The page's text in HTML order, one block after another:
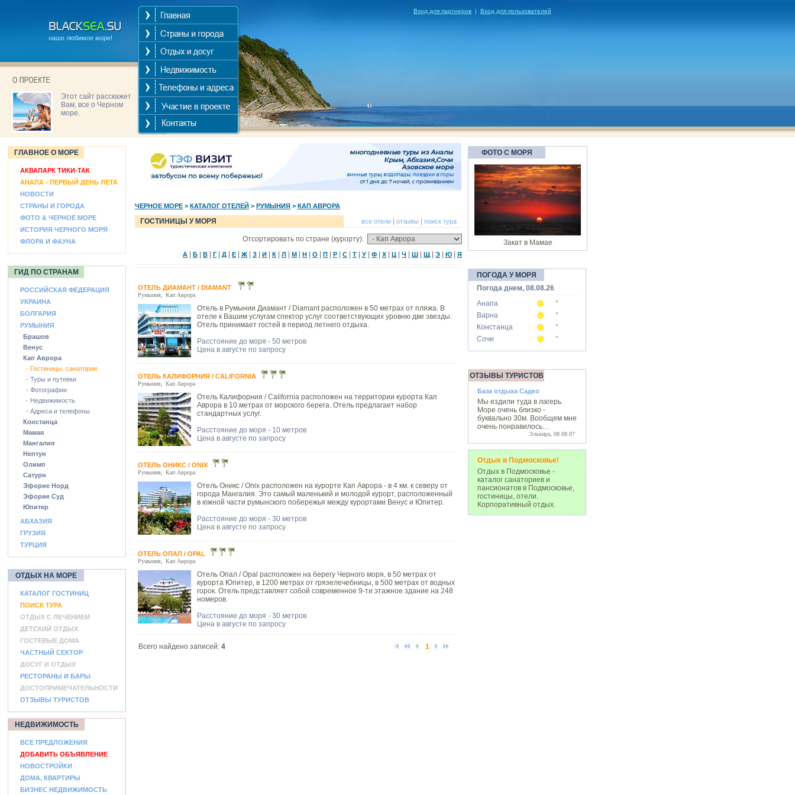
наше любимое море!
Этот сайт расскажет
Вам, все о Черном
море.
Вход для партнеров | Вход для пользователей
ГЛАВНОЕ О МОРЕ
АКВАПАРК ТИКИ-ТАК
АНАПА - ПЕРВЫЙ ДЕНЬ ЛЕТА
НОВОСТИ
СТРАНЫ И ГОРОДА
ФОТО & ЧЕРНОЕ МОРЕ
ИСТОРИЯ ЧЕРНОГО МОРЯ
ФЛОРА И ФАУНА
ГИД ПО СТРАНАМ
РОССИЙСКАЯ ФЕДЕРАЦИЯ
УКРАИНА
БОЛГАРИЯ
РУМЫНИЯ
Брашов
Венус
Кап Аврора
- Гостиницы, санатории
- Туры и путевки
- Фотографии
- Недвижимость
- Адреса и телефоны
Констанца
Мамая
Мангалия
Нептун
Олимп
Сатурн
Эфорие Норд
Эфорие Суд
Юпитер
АБХАЗИЯ
ГРУЗИЯ
ТУРЦИЯ
ОТДЫХ НА МОРЕ
КАТАЛОГ ГОСТИНИЦ
ПОИСК ТУРА
ОТДЫХ С ЛЕЧЕНИЕМ
ДЕТСКИЙ ОТДЫХ
ГОСТЕВЫЕ ДОМА
ЧАСТНЫЙ СЕКТОР
ДОСУГ И ОТДЫХ
РЕСТОРАНЫ И БАРЫ
ДОСТОПРИМЕЧАТЕЛЬНОСТИ
ОТЗЫВЫ ТУРИСТОВ
НЕДВИЖИМОСТЬ
ВСЕ ПРЕДЛОЖЕНИЯ
ДОБАВИТЬ ОБЪЯВЛЕНИЕ
НОВОСТРОЙКИ
ДОМА, КВАРТИРЫ
БИЗНЕС НЕДВИЖИМОСТЬ
ЧЕРНОЕ МОРЕ > КАТАЛОГ ОТЕЛЕЙ > РУМЫНИЯ > КАП АВРОРА
ГОСТИНИЦЫ У МОРЯ все отели отзывы поиск тура
Отсортировать по стране (курорту):
А Б В Г Д Е Ж З И К Л М Н О П Р С Т У Ф Х Ц Ч Ш Щ| Э Ю Я
ОТЕЛЬ ДИАМАНТ / DIAMANT
Румыния Кап Аврора
Отель в Румынии Диамант / Diamant расположен в 50 метрах от пляжа. В
отеле к Вашим услугам спектор услуг соответствующих уровню две звезды.
Отель принимает гостей в период летнего отдыха.
Расстояние до моря - 50 метров
Цена в августе по запросу
ОТЕЛЬ КАЛИФОРНИЯ / CALIFORNIA
Румыния Кап Аврора
Отель Калифорния / California расположен на территории курорта Кап
Аврора в 10 метрах от морского берега. Отель предлагает набор
стандартных услуг.
Расстояние до моря - 10 метров
Цена в августе по запросу
ОТЕЛЬ ОНИКС / ONIX
Румыния Кап Аврора
Отель Оникс / Onix расположен на курорте Кап Аврора - в 4 км. к северу от
города Мангалия. Это самый маленький и молодой курорт, расположенный
в южной части румынского побережья между курортами Венус и Юпитер.
Расстояние до моря - 30 метров
Цена в августе по запросу
ОТЕЛЬ ОПАЛ / OPAL
Румыния Кап Аврора
Отель Опал / Opal расположен на берегу Черного моря, в 50 метрах от
курорта Юпитер, в 1200 метрах от грязелечебницы, в 500 метрах от водных
горок. Отель представляет собой современное 9-ти этажное здание на 248
номеров.
Расстояние до моря - 30 метров
Цена в августе по запросу
Всего найдено записей: 4 1
ФОТО С МОРЯ
Закат в Мамае
ПОГОДА У МОРЯ
Погода днем, 08.08.26
Анапа
°
Варна
°
Констанца
°
Сочи
°
ОТЗЫВЫ ТУРИСТОВ
База отдыха Садко
Мы ездили туда в лагерь.
Море очень близко -
буквально 30м. Вообщем мне
очень понравилось....
Эльвира, 08.08.07
Отдых в Подмосковье!
Отдых в Подмосковье -
каталог санаториев и
пансионатов в Подмосковье,
гостиницы, отели.
Корпоративный отдых.